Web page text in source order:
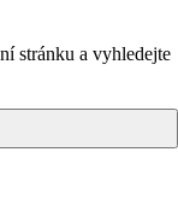
stránku a vyhledejte